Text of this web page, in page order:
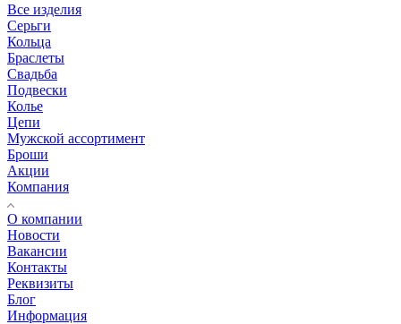
Все изделия
Серьги
Кольца
Браслеты
Свадьба
Подвески
Колье
Цепи
Мужской ассортимент
Броши
Акции
Компания
О компании
Новости
Вакансии
Контакты
Реквизиты
Блог
Информация